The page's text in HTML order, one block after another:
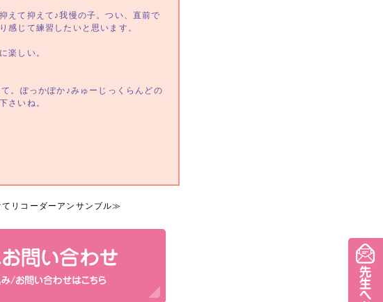
えて抑えて♪我慢の子。つい、直前で
感じて練習したいと思います。
楽しい。
。ぽっかぽか♪みゅーじっくらんどの
さいね。
リコーダーアンサンブル≫